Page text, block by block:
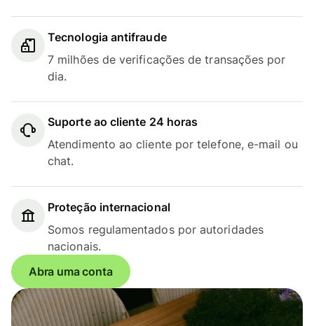
Tecnologia antifraude
7 milhões de verificações de transações por
dia.
Suporte ao cliente 24 horas
Atendimento ao cliente por telefone, e-mail ou
chat.
Proteção internacional
Somos regulamentados por autoridades
nacionais.
Abra uma conta